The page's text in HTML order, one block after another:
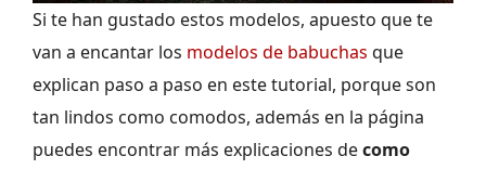
Si te han gustado estos modelos, apuesto que te
van a encantar los modelos de babuchas que
explican paso a paso en este tutorial, porque son
tan lindos como comodos, además en la página
puedes encontrar más explicaciones decomo